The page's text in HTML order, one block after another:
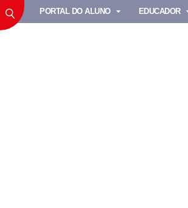
PORTAL DO ALUNO EDUCADOR